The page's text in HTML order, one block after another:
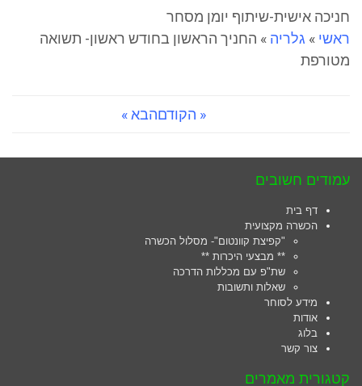
חניכה אישית-שיתוף יומן מסחר
ראשי » גלריה » החניך הראשון בחודש ראשון- תשואה
מטורפת
« הקודםהבא »
עמודים חשובים
דף בית
הכשרה מקצועית
"קפיצת קוונטום"- מסלול הכשרה
** מבצעי היכרות **
שת"פ עם מכללות הדרכה
שאלות ותשובות
מידע לסוחר
אודות
בלוג
צור קשר
קטגורית מאמרים